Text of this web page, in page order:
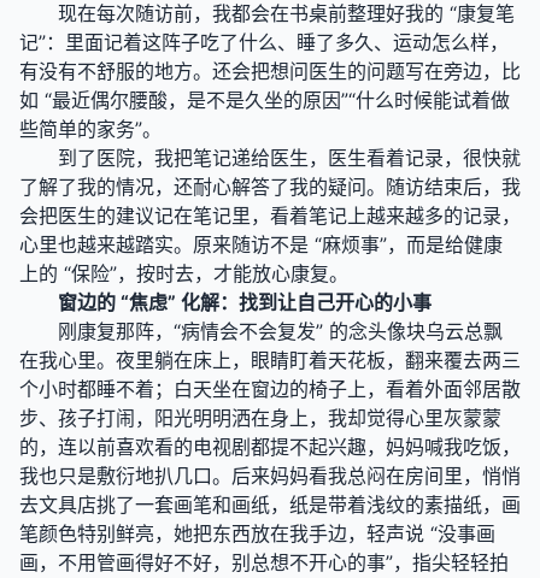
现在每次随访前，我都会在书桌前整理好我的 “康复笔
记”：里面记着这阵子吃了什么、睡了多久、运动怎么样，
有没有不舒服的地方。还会把想问医生的问题写在旁边，比
如 “最近偶尔腰酸，是不是久坐的原因”“什么时候能试着做
些简单的家务”。
到了医院，我把笔记递给医生，医生看着记录，很快就
了解了我的情况，还耐心解答了我的疑问。随访结束后，我
会把医生的建议记在笔记里，看着笔记上越来越多的记录，
心里也越来越踏实。原来随访不是 “麻烦事”，而是给健康
上的 “保险”，按时去，才能放心康复。
窗边的 “焦虑” 化解：找到让自己开心的小事
刚康复那阵，“病情会不会复发” 的念头像块乌云总飘
在我心里。夜里躺在床上，眼睛盯着天花板，翻来覆去两三
个小时都睡不着；白天坐在窗边的椅子上，看着外面邻居散
步、孩子打闹，阳光明明洒在身上，我却觉得心里灰蒙蒙
的，连以前喜欢看的电视剧都提不起兴趣，妈妈喊我吃饭，
我也只是敷衍地扒几口。后来妈妈看我总闷在房间里，悄悄
去文具店挑了一套画笔和画纸，纸是带着浅纹的素描纸，画
笔颜色特别鲜亮，她把东西放在我手边，轻声说 “没事画
画，不用管画得好不好，别总想不开心的事”，指尖轻轻拍